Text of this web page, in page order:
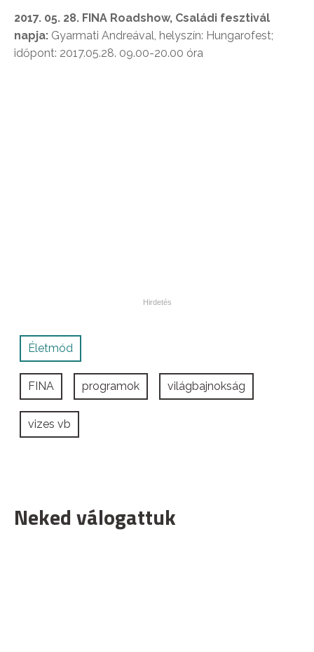
2017. 05. 28. FINA Roadshow, Családi fesztivál
napja: Gyarmati Andreával, helyszín: Hungarofest;
időpont: 2017.05.28. 09.00-20.00 óra
Életmód
FINA programok világbajnokság
vizes vb
Neked válogattuk